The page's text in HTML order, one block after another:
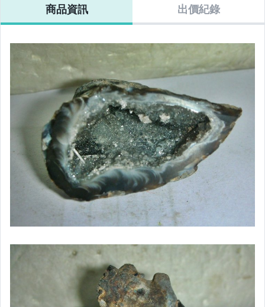
商品資訊 出價紀錄